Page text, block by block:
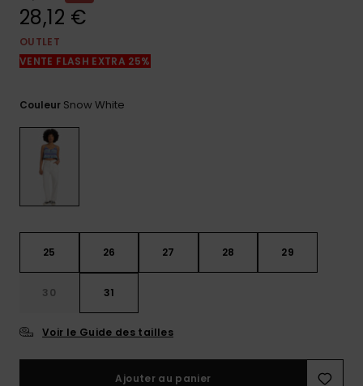
questions
SOUHAITS
28,12 €
OUTLET
VENTE FLASH EXTRA 25%
Couleur Snow White
25 26 27 28 29
30 31
Voir le Guide des tailles
Ajouter au panier